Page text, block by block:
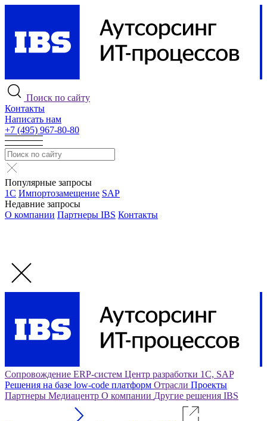
Поиск по сайту
Контакты
Написать нам
+7 (495) 967-80-80
Популярные запросы
1С Импортозамещение SAP
Недавние запросы
О компании Партнеры IBS Контакты
Сопровождение ERP-систем Центр разработки 1С, SAP
Решения на базе low-code платформ Отрасли Проекты
Партнеры Медиацентр О компании Другие решения IBS